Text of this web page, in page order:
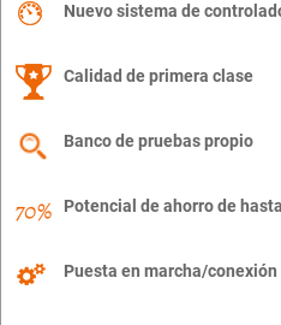
Nuevo sistema de
Calidad de primera clase
Banco de pruebas propio
Potencial de ahorro de
Puesta en marcha/